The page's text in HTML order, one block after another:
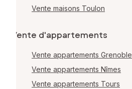
Vente maisons Toulon
Vente d'appartements
Vente appartements Grenoble
Vente appartements Nîmes
Vente appartements Tours